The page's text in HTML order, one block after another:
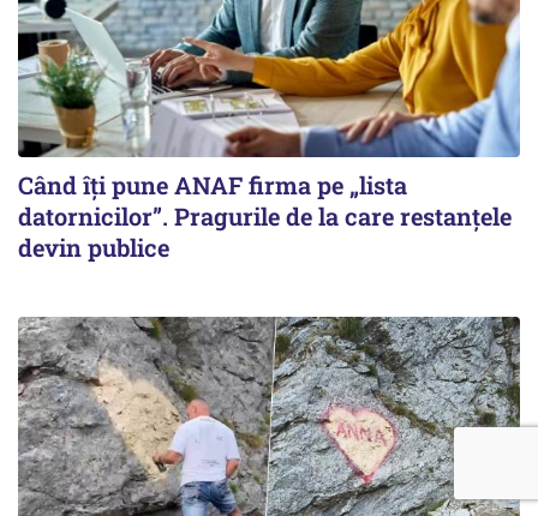
Când îți pune ANAF firma pe „lista
datornicilor”. Pragurile de la care restanțele
devin publice